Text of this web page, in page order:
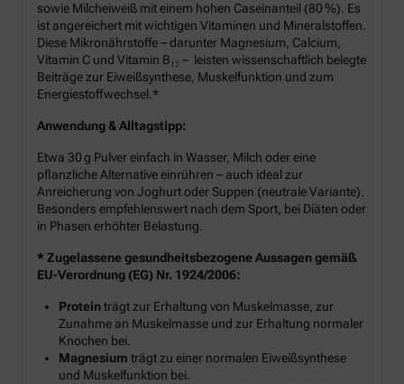
sowie Milcheiweiß mit einem hohen Caseinanteil (80 %). Es
ist angereichert mit wichtigen Vitaminen und Mineralstoffen.
Diese Mikronährstoffe – darunter Magnesium, Calcium,
Vitamin C und Vitamin B₁₂ – leisten wissenschaftlich belegte
Beiträge zur Eiweißsynthese, Muskelfunktion und zum
Energiestoffwechsel.*
Anwendung & Alltagstipp:
Etwa 30 g Pulver einfach in Wasser, Milch oder eine
pflanzliche Alternative einrühren – auch ideal zur
Anreicherung von Joghurt oder Suppen (neutrale Variante).
Besonders empfehlenswert nach dem Sport, bei Diäten oder
in Phasen erhöhter Belastung.
* Zugelassene gesundheitsbezogene Aussagen gemäß
EU-Verordnung (EG) Nr. 1924/2006:
Proteinträgt zur Erhaltung von Muskelmasse, zur
Zunahme an Muskelmasse und zur Erhaltung normaler
Knochen bei.
Magnesium trägt zu einer normalen Eiweißsynthese
und Muskelfunktion bei.